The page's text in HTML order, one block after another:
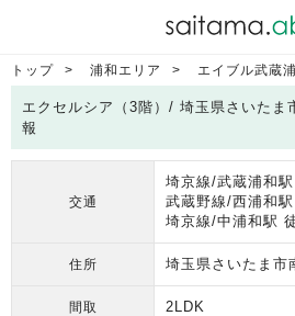
トップ 浦和エリア エイブル武蔵
エクセルシア（3階）/ 埼玉県さいたま
報
交通
埼京線/武蔵浦和
武蔵野線/西浦和
埼京線/中浦和駅
住所 埼玉県さいたま市
間取 2LDK